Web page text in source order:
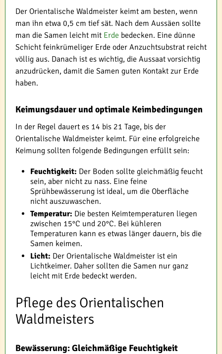
Der Orientalische Waldmeister keimt am besten, wenn
man ihn etwa 0,5 cm tief sät. Nach dem Aussäen sollte
man die Samen leicht mit Erde bedecken. Eine dünne
Schicht feinkrümeliger Erde oder Anzuchtsubstrat reicht
völlig aus. Danach ist es wichtig, die Aussaat vorsichtig
anzudrücken, damit die Samen guten Kontakt zur Erde
haben.
Keimungsdauer und optimale Keimbedingungen
In der Regel dauert es 14 bis 21 Tage, bis der
Orientalische Waldmeister keimt. Für eine erfolgreiche
Keimung sollten folgende Bedingungen erfüllt sein:
Feuchtigkeit: Der Boden sollte gleichmäßig feucht
sein, aber nicht zu nass. Eine feine
Sprühbewässerung ist ideal, um die Oberfläche
nicht auszuwaschen.
Temperatur: Die besten Keimtemperaturen liegen
zwischen 15°C und 20°C. Bei kühleren
Temperaturen kann es etwas länger dauern, bis die
Samen keimen.
Licht: Der Orientalische Waldmeister ist ein
Lichtkeimer. Daher sollten die Samen nur ganz
leicht mit Erde bedeckt werden.
Pflege des Orientalischen
Waldmeisters
Bewässerung: Gleichmäßige Feuchtigkeit